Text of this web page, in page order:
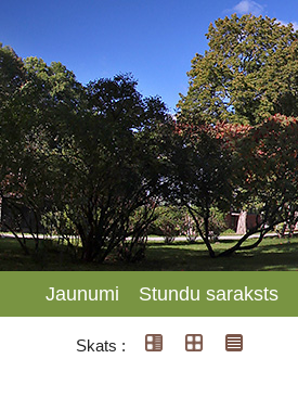
Jaunumi Stundu saraksts
Skats :